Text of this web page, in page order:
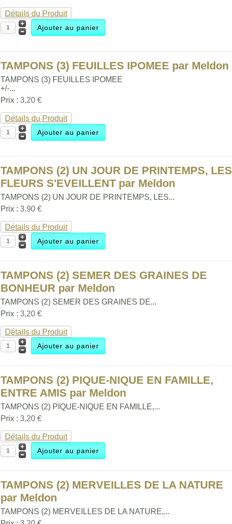
Détails du Produit
TAMPONS (3) FEUILLES IPOMEE par Meldon
TAMPONS (3) FEUILLES IPOMEE
+/-...
Prix :3,20 €
Détails du Produit
TAMPONS (2) UN JOUR DE PRINTEMPS, LES
FLEURS S'EVEILLENT par Meldon
TAMPONS (2) UN JOUR DE PRINTEMPS, LES...
Prix :3,90 €
Détails du Produit
TAMPONS (2) SEMER DES GRAINES DE
BONHEUR par Meldon
TAMPONS (2) SEMER DES GRAINES DE...
Prix :3,20 €
Détails du Produit
TAMPONS (2) PIQUE-NIQUE EN FAMILLE,
ENTRE AMIS par Meldon
TAMPONS (2) PIQUE-NIQUE EN FAMILLE,...
Prix :3,20 €
Détails du Produit
TAMPONS (2) MERVEILLES DE LA NATURE
par Meldon
TAMPONS (2) MERVEILLES DE LA NATURE,...